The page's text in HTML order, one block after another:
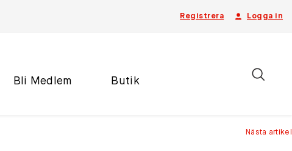
Registrera Logga in
Bli Medlem Butik
Nästa artikel